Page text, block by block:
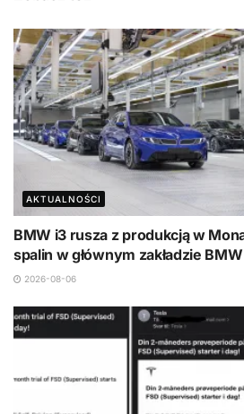
AKTUALNOŚCI
BMW i3 rusza z produkcją w
spalin w głównym zakładzie
2026-08-06